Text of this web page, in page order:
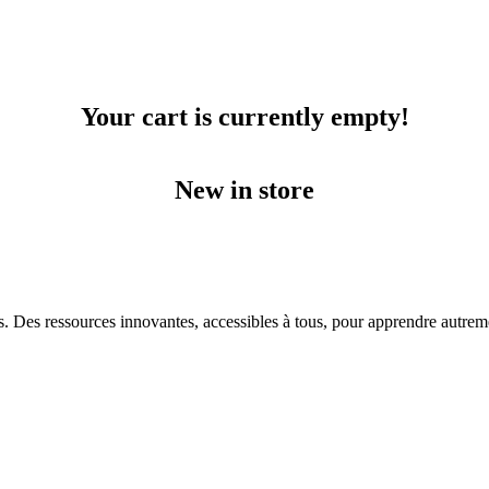
Your cart is currently empty!
New in store
ressources innovantes, accessibles à tous, pour apprendre